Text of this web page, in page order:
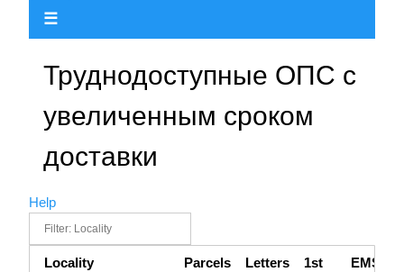
☰
Труднодоступные ОПС с
увеличенным сроком
доставки
Help
Locality Parcels Letters
1st
EMS